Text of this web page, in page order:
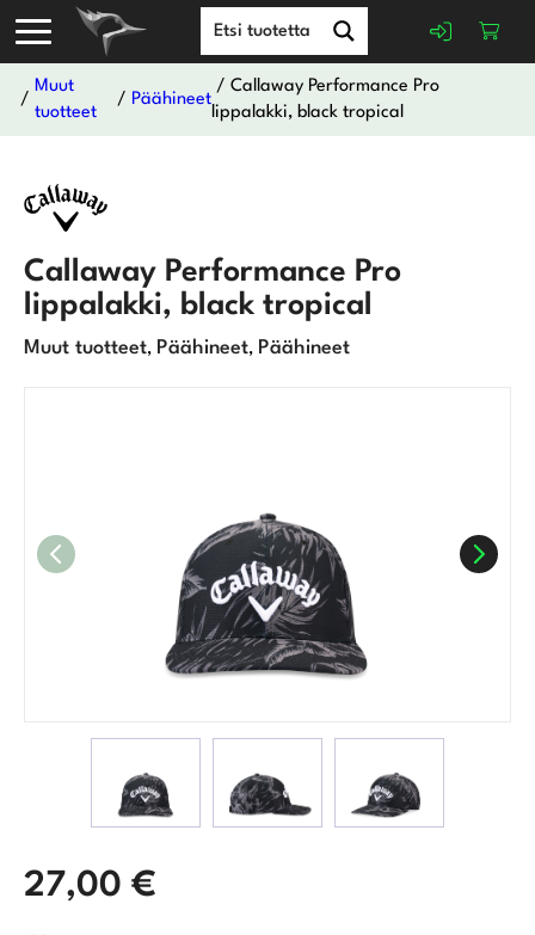
/
Muut
tuotteet
/ Päähineet
/ Callaway Performance Pro
lippalakki, black tropical
Callaway Performance Pro
lippalakki, black tropical
Muut tuotteet, Päähineet, Päähineet
27,00 €